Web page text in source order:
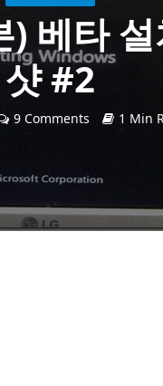
베타
샷 #2
9 Comments 1 Min